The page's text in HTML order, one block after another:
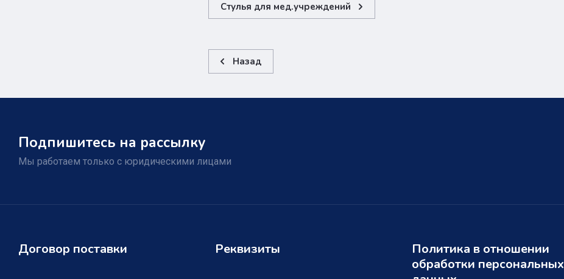
Стулья для мед.учреждений
Назад
Подпишитесь на рассылку
Мы работаем только с юридическими лицами
Договор поставки Реквизиты
Политика в отношении
обработки персональных